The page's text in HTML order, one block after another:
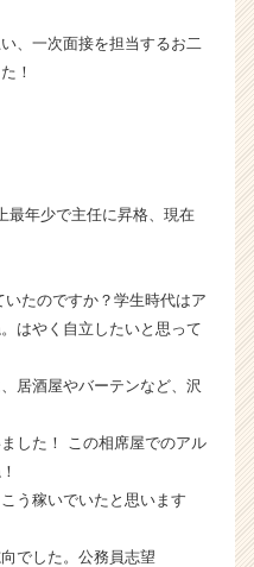
、一次面接を担当するお二
！
最年少で主任に昇格、現在
たのですか？学生時代はア
はやく自立したいと思って
居酒屋やバーテンなど、沢
した！ この相席屋でのアル
う稼いでいたと思います
でした。公務員志望